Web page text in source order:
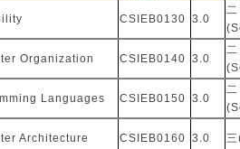
CSIEB0130 3.0
二
Organization CSIEB0140 3.0
二
Languages CSIEB0150 3.0
二
Architecture CSIEB0160 3.0